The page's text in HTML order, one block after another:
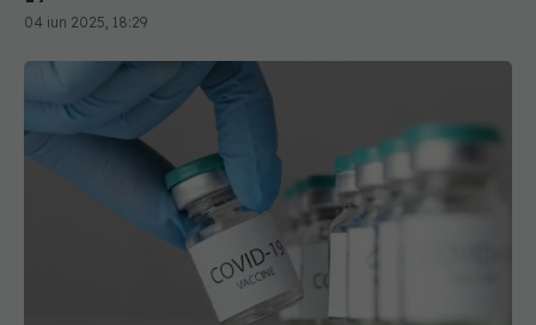
FDA amână o decizie cheie privind un vaccin anti-